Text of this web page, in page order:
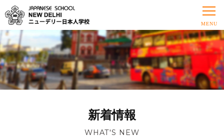
新着情報
WHAT'S NEW